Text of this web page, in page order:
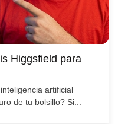
Higgsfield para
artificial
de tu bolsillo? Si...